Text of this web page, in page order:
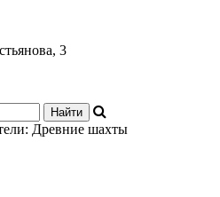
3
Древние шахты